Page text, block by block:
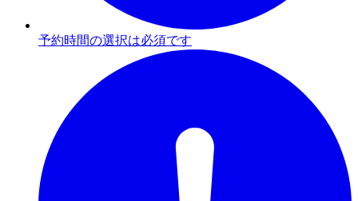
予約時間の選択は必須です